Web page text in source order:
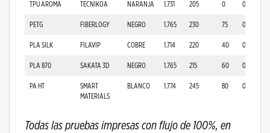
TPU AROMA TECNIKOA NARANJA 1.731 205 0 0.713
PETG FIBERLOGY NEGRO 1.765 230 75 0.847
PLA SILK FILAVIP COBRE 1.714 220 40 0.893
PLA 870 SAKATA 3D NEGRO 1.765 215 60 0.807
PA HT
SMART
MATERIALS
BLANCO 1.774 245 80 0.843
Todas las pruebas impresas con flujo de 100%, en